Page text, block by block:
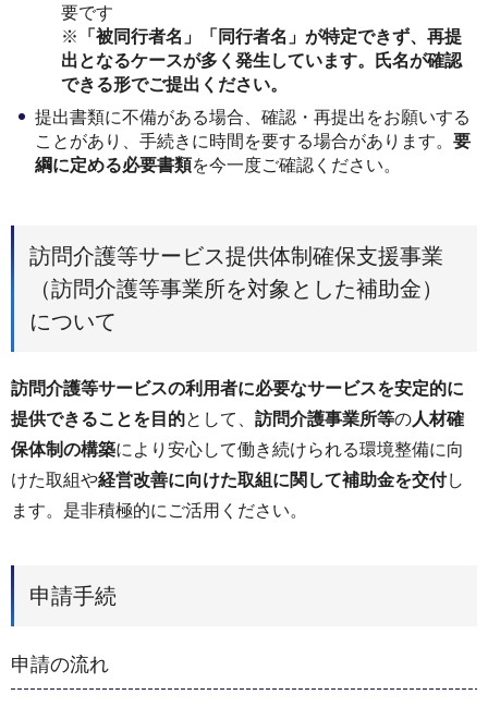
要です
※
「被同行者名」「同行者名」が特定できず、再提
出となるケースが多く発生しています。氏名が確認
できる形でご提出ください。
提出書類に不備がある場合、確認・再提出をお願いする
ことがあり、手続きに時間を要する場合があります。 要
綱に定める必要書類を今一度ご確認ください。
訪問介護等サービス提供体制確保支援事業
（訪問介護等事業所を対象とした補助金）
について
訪問介護等サービスの利用者に必要なサービスを安定的に
提供できることを目的として、 訪問介護事業所等の人材確
保体制の構築により安心して働き続けられる環境整備に向
けた取組や経営改善に向けた取組に関して補助金を交付し
ます。是非積極的にご活用ください。
申請手続
申請の流れ